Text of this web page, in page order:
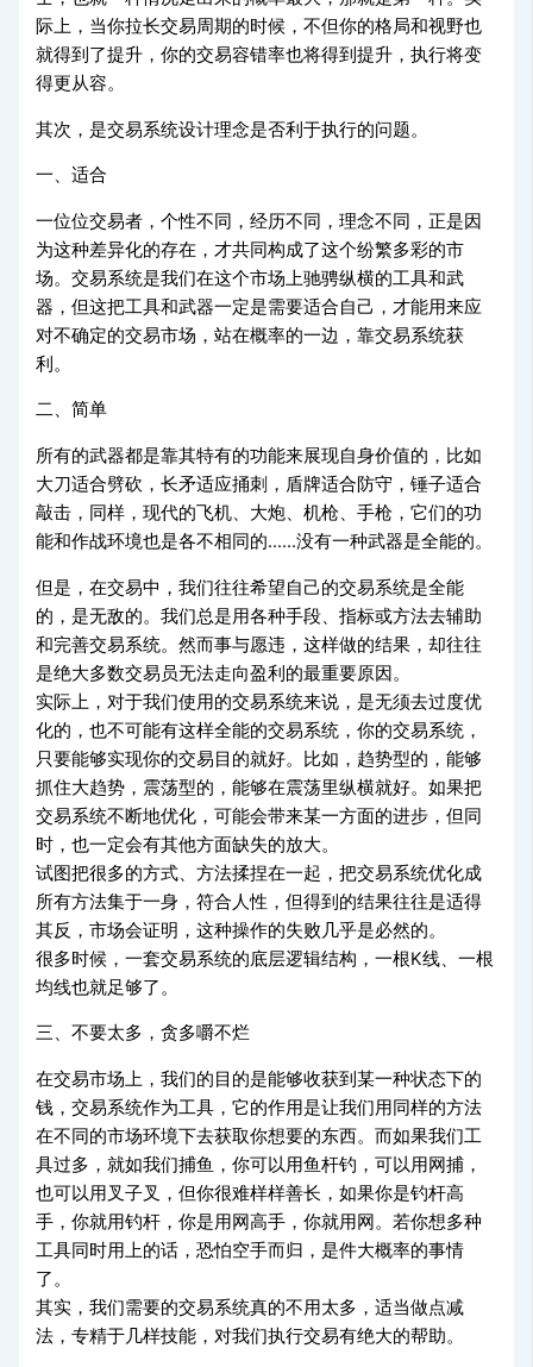
际上，当你拉长交易周期的时候，不但你的格局和视野也
就得到了提升，你的交易容错率也将得到提升，执行将变
得更从容。
其次，是交易系统设计理念是否利于执行的问题。
一、适合
一位位交易者，个性不同，经历不同，理念不同，正是因
为这种差异化的存在，才共同构成了这个纷繁多彩的市
场。交易系统是我们在这个市场上驰骋纵横的工具和武
器，但这把工具和武器一定是需要适合自己，才能用来应
对不确定的交易市场，站在概率的一边，靠交易系统获
利。
二、简单
所有的武器都是靠其特有的功能来展现自身价值的，比如
大刀适合劈砍，长矛适应捅刺，盾牌适合防守，锤子适合
敲击，同样，现代的飞机、大炮、机枪、手枪，它们的功
能和作战环境也是各不相同的......没有一种武器是全能的。
但是，在交易中，我们往往希望自己的交易系统是全能
的，是无敌的。我们总是用各种手段、指标或方法去辅助
和完善交易系统。然而事与愿违，这样做的结果，却往往
是绝大多数交易员无法走向盈利的最重要原因。
实际上，对于我们使用的交易系统来说，是无须去过度优
化的，也不可能有这样全能的交易系统，你的交易系统，
只要能够实现你的交易目的就好。比如，趋势型的，能够
抓住大趋势，震荡型的，能够在震荡里纵横就好。如果把
交易系统不断地优化，可能会带来某一方面的进步，但同
时，也一定会有其他方面缺失的放大。
试图把很多的方式、方法揉捏在一起，把交易系统优化成
所有方法集于一身，符合人性，但得到的结果往往是适得
其反，市场会证明，这种操作的失败几乎是必然的。
很多时候，一套交易系统的底层逻辑结构，一根K线、一根
均线也就足够了。
三、不要太多，贪多嚼不烂
在交易市场上，我们的目的是能够收获到某一种状态下的
钱，交易系统作为工具，它的作用是让我们用同样的方法
在不同的市场环境下去获取你想要的东西。而如果我们工
具过多，就如我们捕鱼，你可以用鱼杆钓，可以用网捕，
也可以用叉子叉，但你很难样样善长，如果你是钓杆高
手，你就用钓杆，你是用网高手，你就用网。若你想多种
工具同时用上的话，恐怕空手而归，是件大概率的事情
了。
其实，我们需要的交易系统真的不用太多，适当做点减
法，专精于几样技能，对我们执行交易有绝大的帮助。